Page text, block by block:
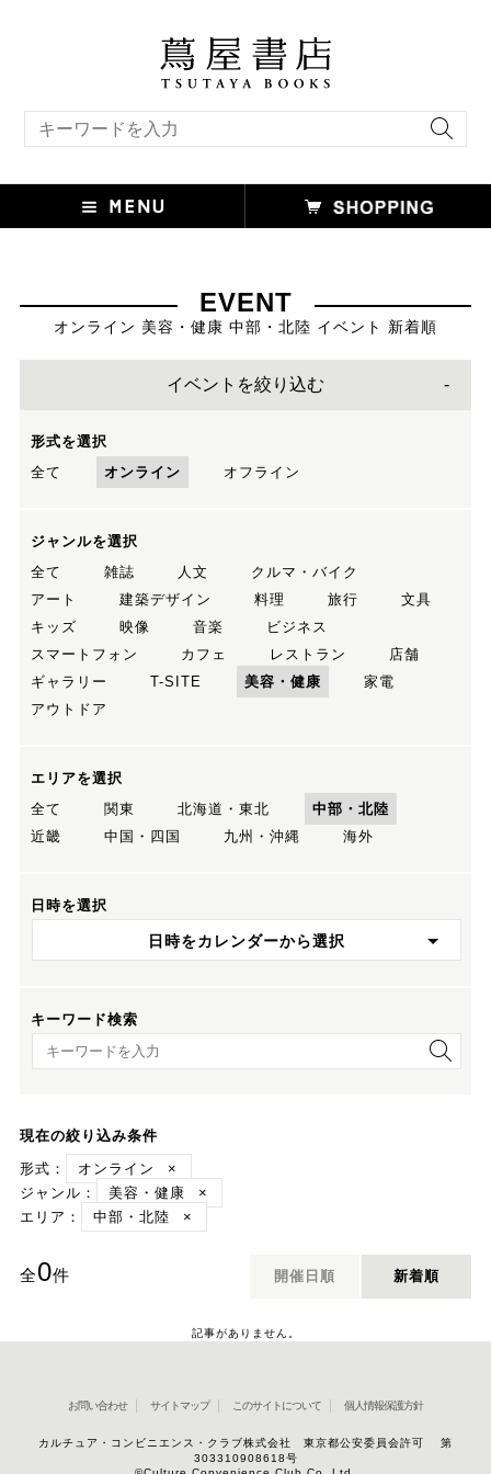
EVENT
オンライン 美容・健康 中部・北陸 イベント 新着順
イベントを絞り込む
形式を選択
全て
オンライン オフライン
ジャンルを選択
全て
雑誌 人文
クルマ・バイク
アート
建築デザイン 料理 旅行
文具
キッズ
映像 音楽
ビジネス
スマートフォン
カフェ レストラン
店舗
ギャラリー
T-SITE 美容・健康
家電
アウトドア
エリアを選択
全て
関東 北海道・東北
中部・北陸
近畿
中国・四国 九州・沖縄 海外
日時を選択
日時をカレンダーから選択
キーワード検索
キーワード検索
現在の絞り込み条件
形式：
オンライン
×
ジャンル：
美容・健康
×
エリア：
中部・北陸 ×
全0件 開催日順 新着順
記事がありません。
お問い合わせ サイトマップ このサイトについて 個人情報保護方針
カルチュア・コンビニエンス・クラブ株式会社 東京都公安委員会許可 第
303310908618号